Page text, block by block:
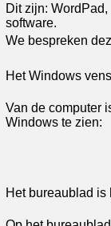
Dit zijn:
software.
We bespreken
Het Windows
Van de computer
Windows te zien:
Het bureaublad is